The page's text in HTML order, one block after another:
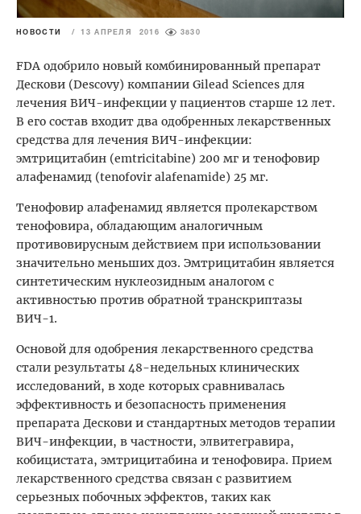
НОВОСТИ / 13 АПРЕЛЯ 2016 3830
FDA одобрило новый комбинированный препарат
Дескови (Descovy) компании Gilead Sciences для
лечения ВИЧ-инфекции у пациентов старше 12 лет.
В его состав входит два одобренных лекарственных
средства для лечения ВИЧ-инфекции:
эмтрицитабин (emtricitabine) 200 мг и тенофовир
алафенамид (tenofovir alafenamide) 25 мг.
Тенофовир алафенамид является пролекарством
тенофовира, обладающим аналогичным
противовирусным действием при использовании
значительно меньших доз. Эмтрицитабин является
синтетическим нуклеозидным аналогом с
активностью против обратной транскриптазы
ВИЧ-1.
Основой для одобрения лекарственного средства
стали результаты 48-недельных клинических
исследований, в ходе которых сравнивалась
эффективность и безопасность применения
препарата Дескови и стандартных методов терапии
ВИЧ-инфекции, в частности, элвитегравира,
кобицистата, эмтрицитабина и тенофовира. Прием
лекарственного средства связан с развитием
серьезных побочных эффектов, таких как